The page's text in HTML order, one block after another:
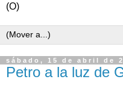
(O)
sábado, 15 de abril de
Petro a la luz de